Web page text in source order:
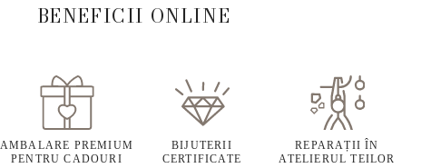
BENEFICII ONLINE
AMBALARE PREMIUM
PENTRU CADOURI
BIJUTERII
CERTIFICATE
REPARAȚII ÎN
ATELIERUL TEILOR